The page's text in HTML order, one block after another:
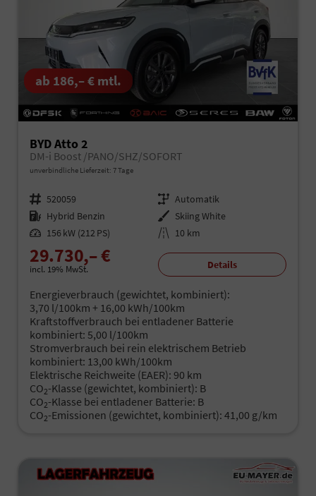
ab 186,– € mtl.
BYD Atto 2
DM-i Boost /PANO/SHZ/SOFORT
unverbindliche Lieferzeit: 7 Tage
Fahrzeugnr. 520059 Getriebe Automatik
Kraftstoff Hybrid Benzin Außenfarbe Skiing White
Leistung 156 kW (212 PS) Kilometerstand 10 km
29.730,– €
incl. 19% MwSt. Details
Energieverbrauch (gewichtet, kombiniert):
3,70 l/100km + 16,00 kWh/100km
Kraftstoffverbrauch bei entladener Batterie
kombiniert: 5,00 l/100km
Stromverbrauch bei rein elektrischem Betrieb
kombiniert: 13,00 kWh/100km
Elektrische Reichweite (EAER): 90 km
CO2-Klasse (gewichtet, kombiniert): B
CO2-Klasse bei entladener Batterie: B
CO2-Emissionen (gewichtet, kombiniert): 41,00 g/km